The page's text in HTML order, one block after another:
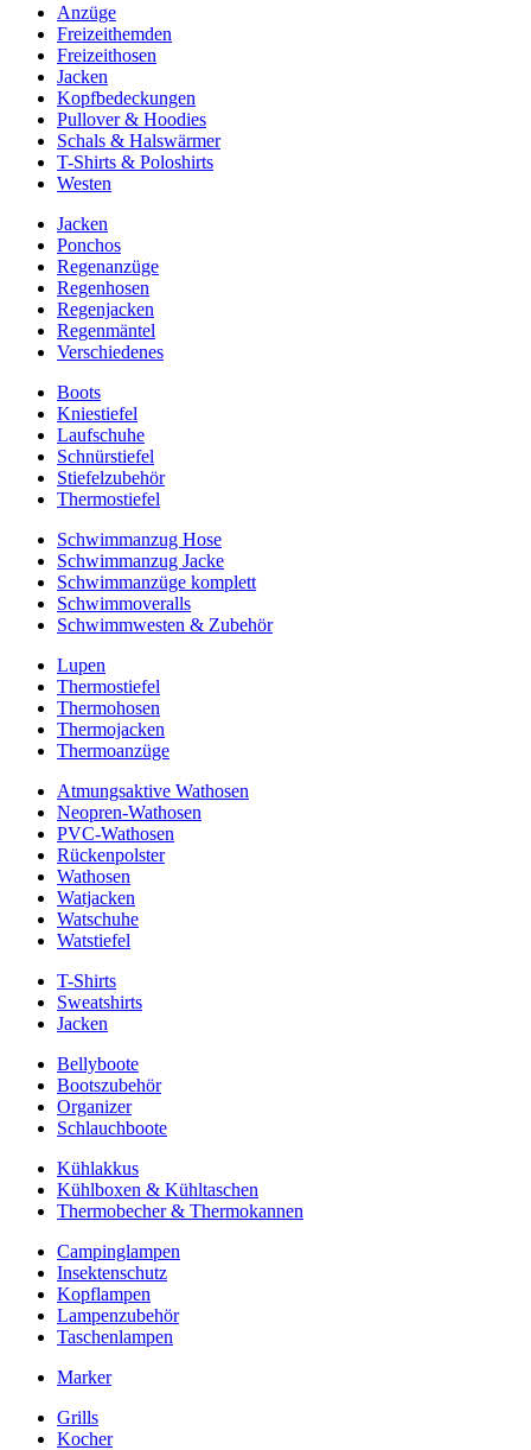
Anzüge
Freizeithemden
Freizeithosen
Jacken
Kopfbedeckungen
Pullover & Hoodies
Schals & Halswärmer
T-Shirts & Poloshirts
Westen
Jacken
Ponchos
Regenanzüge
Regenhosen
Regenjacken
Regenmäntel
Verschiedenes
Boots
Kniestiefel
Laufschuhe
Schnürstiefel
Stiefelzubehör
Thermostiefel
Schwimmanzug Hose
Schwimmanzug Jacke
Schwimmanzüge komplett
Schwimmoveralls
Schwimmwesten & Zubehör
Lupen
Thermostiefel
Thermohosen
Thermojacken
Thermoanzüge
Atmungsaktive Wathosen
Neopren-Wathosen
PVC-Wathosen
Rückenpolster
Wathosen
Watjacken
Watschuhe
Watstiefel
T-Shirts
Sweatshirts
Jacken
Bellyboote
Bootszubehör
Organizer
Schlauchboote
Kühlakkus
Kühlboxen & Kühltaschen
Thermobecher & Thermokannen
Campinglampen
Insektenschutz
Kopflampen
Lampenzubehör
Taschenlampen
Marker
Grills
Kocher